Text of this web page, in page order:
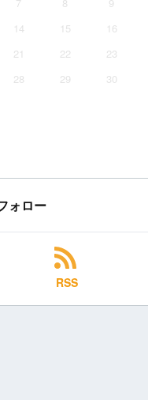
14 15
16
21 22
23
28 29
30
ォロー
RSS